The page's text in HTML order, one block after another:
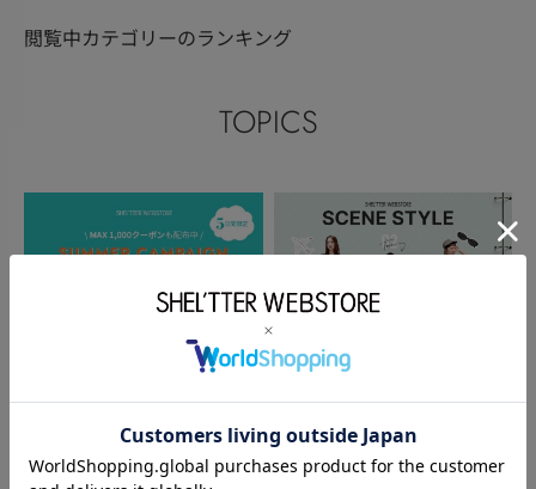
閲覧中カテゴリーのランキング
TOPICS